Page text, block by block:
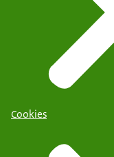
Cookies